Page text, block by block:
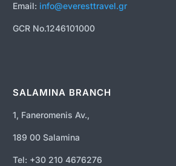
Email: info@everesttravel.gr
GCR No.1246101000
SALAMINA BRANCH
1, Faneromenis Av.,
189 00 Salamina
Tel: +30 210 4676276